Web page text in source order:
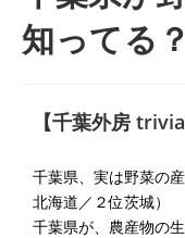
知ってる？
【千葉外房
千葉県、実は野菜の
北海道／２位茨城）
千葉県が、農産物の